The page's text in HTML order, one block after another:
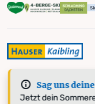
Sag uns
Jetzt dein